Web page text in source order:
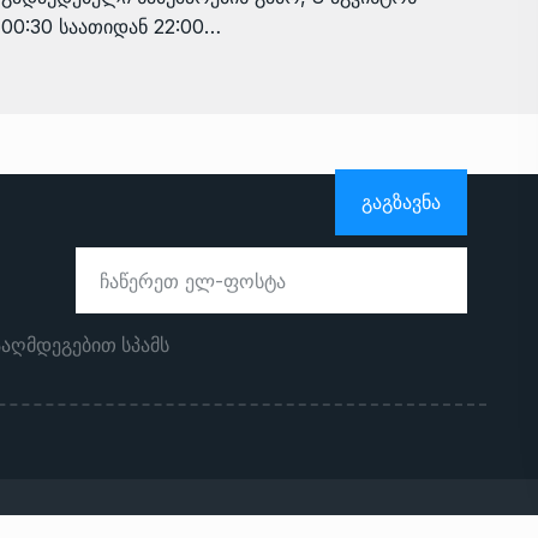
00:30 საათიდან 22:00…
ᲒᲐᲒᲖᲐᲕᲜᲐ
სპამს